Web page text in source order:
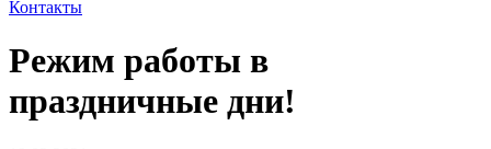
Контакты
Режим работы в
праздничные дни!